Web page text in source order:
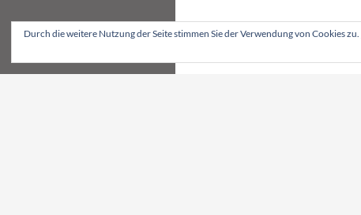
Durch die weitere Nutzung der Seite stimmen Sie der Verwendung von Cookies zu.